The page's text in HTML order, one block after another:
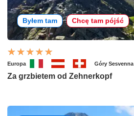
Byłem tam Chcę tam pójść
Europa Góry Sesvenna
Za grzbietem od Zehnerkopf